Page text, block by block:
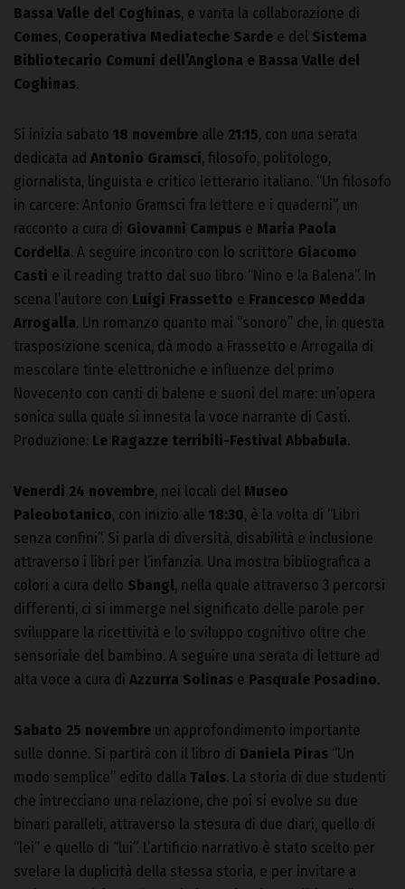
Bassa Valle del Coghinas, e vanta la collaborazione di
Comes, Cooperativa Mediateche Sarde e del Sistema
Bibliotecario Comuni dell’Anglona e Bassa Valle del
Coghinas.
Si inizia sabato 18 novembre alle 21:15, con una serata
dedicata ad Antonio Gramsci, filosofo, politologo,
giornalista, linguista e critico letterario italiano. “Un filosofo
in carcere: Antonio Gramsci fra lettere e i quaderni”, un
racconto a cura di Giovanni Campus e Maria Paola
Cordella. A seguire incontro con lo scrittore Giacomo
Casti e il reading tratto dal suo libro “Nino e la Balena”. In
scena l’autore con Luigi Frassetto e Francesco Medda
Arrogalla. Un romanzo quanto mai “sonoro” che, in questa
trasposizione scenica, dà modo a Frassetto e Arrogalla di
mescolare tinte elettroniche e influenze del primo
Novecento con canti di balene e suoni del mare: un’opera
sonica sulla quale si innesta la voce narrante di Casti.
Produzione: Le Ragazze terribili-Festival Abbabula.
Venerdi 24 novembre, nei locali del Museo
Paleobotanico, con inizio alle 18:30, è la volta di “Libri
senza confini”. Si parla di diversità, disabilità e inclusione
attraverso i libri per l’infanzia. Una mostra bibliografica a
colori a cura dello Sbangl, nella quale attraverso 3 percorsi
differenti, ci si immerge nel significato delle parole per
sviluppare la ricettività e lo sviluppo cognitivo oltre che
sensoriale del bambino. A seguire una serata di letture ad
alta voce a cura di Azzurra Solinas e Pasquale Posadino.
Sabato 25 novembre un approfondimento importante
sulle donne. Si partirà con il libro di Daniela Piras “Un
modo semplice” edito dalla Talos. La storia di due studenti
che intrecciano una relazione, che poi si evolve su due
binari paralleli, attraverso la stesura di due diari, quello di
“lei” e quello di “lui”. L’artificio narrativo è stato scelto per
svelare la duplicità della stessa storia, e per invitare a